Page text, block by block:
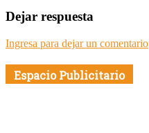
Dejar respuesta
Ingresa para dejar un comentario
Espacio Publicitario